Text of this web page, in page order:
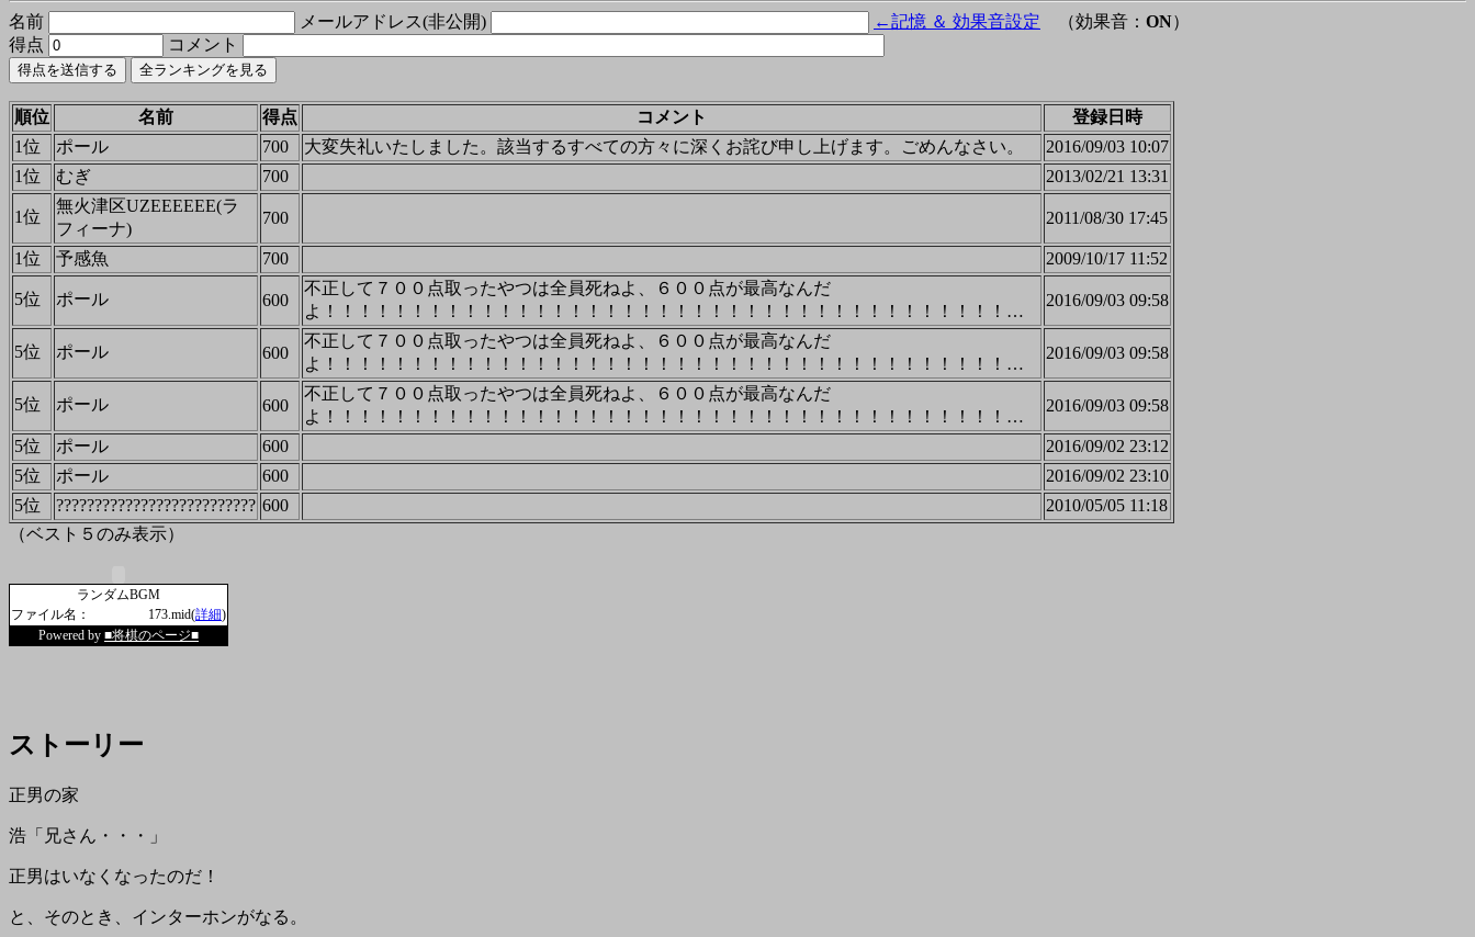
名前 メールアドレス(非公開) ←記憶 ＆ 効果音設定 （効果音： ON）
得点
コメント
順位 名前 得点 コメント
登録日時
1位
ポール 700 大変失礼いたしました。該当するすべての方々に深くお詫び申し上げます。ごめんなさい。
2016/09/03 10:07
1位
むぎ 700 2013/02/21 13:31
1位
無火津区UZEEEEEE(ラ
フィーナ)
700 2011/08/30 17:45
1位 予感魚 700 2009/10/17 11:52
5位 ポール 600
不正して７００点取ったやつは全員死ねよ、６００点が最高なんだ
よ！！！！！！！！！！！！！！！！！！！！！！！！！！！！！！！！！！！！！！！！！！！！！！！！！！！！！！！！！！！！！！！！！！！！！
2016/09/03 09:58
5位 ポール 600
不正して７００点取ったやつは全員死ねよ、６００点が最高なんだ
よ！！！！！！！！！！！！！！！！！！！！！！！！！！！！！！！！！！！！！！！！！！！！！！！！！！！！！！！！！！！！！！！！！！！！！
2016/09/03 09:58
5位 ポール 600
不正して７００点取ったやつは全員死ねよ、６００点が最高なんだ
よ！！！！！！！！！！！！！！！！！！！！！！！！！！！！！！！！！！！！！！！！！！！！！！！！！！！！！！！！！！！！！！！！！！！！！
2016/09/03 09:58
5位 ポール 600
2016/09/02 23:12
5位
ポール 600
2016/09/02 23:10
5位
?????????????????????????? 600
2010/05/05 11:18
（ベスト５のみ表示）
ランダムBGM
ファイル名：
173.mid(詳細)
Powered by ■将棋のページ■
ストーリー
正男の家
浩「兄さん・・・」
正男はいなくなったのだ！
と、そのとき、インターホンがなる。